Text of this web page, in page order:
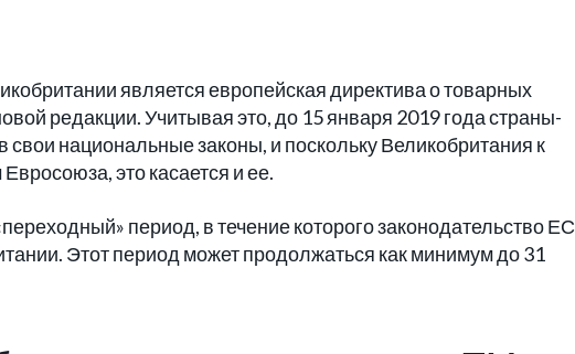
является европейская директива о товарных
редакции. Учитывая это, до 15 января 2019 года страны-
национальные законы, и поскольку Великобритания к
это касается и ее.
период, в течение которого законодательство ЕС
Этот период может продолжаться как минимум до 31